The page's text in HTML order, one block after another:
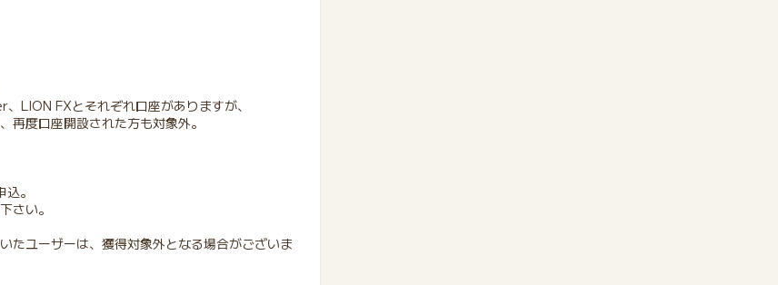
FXとそれぞれ口座がありますが、
再度口座開設された方も対象外。
。
さい。
たユーザーは、獲得対象外となる場合がございま